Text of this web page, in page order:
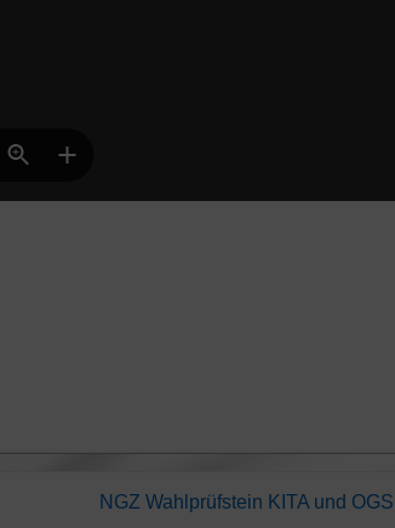
NGZ Wahlprüfstein KITA und OGS